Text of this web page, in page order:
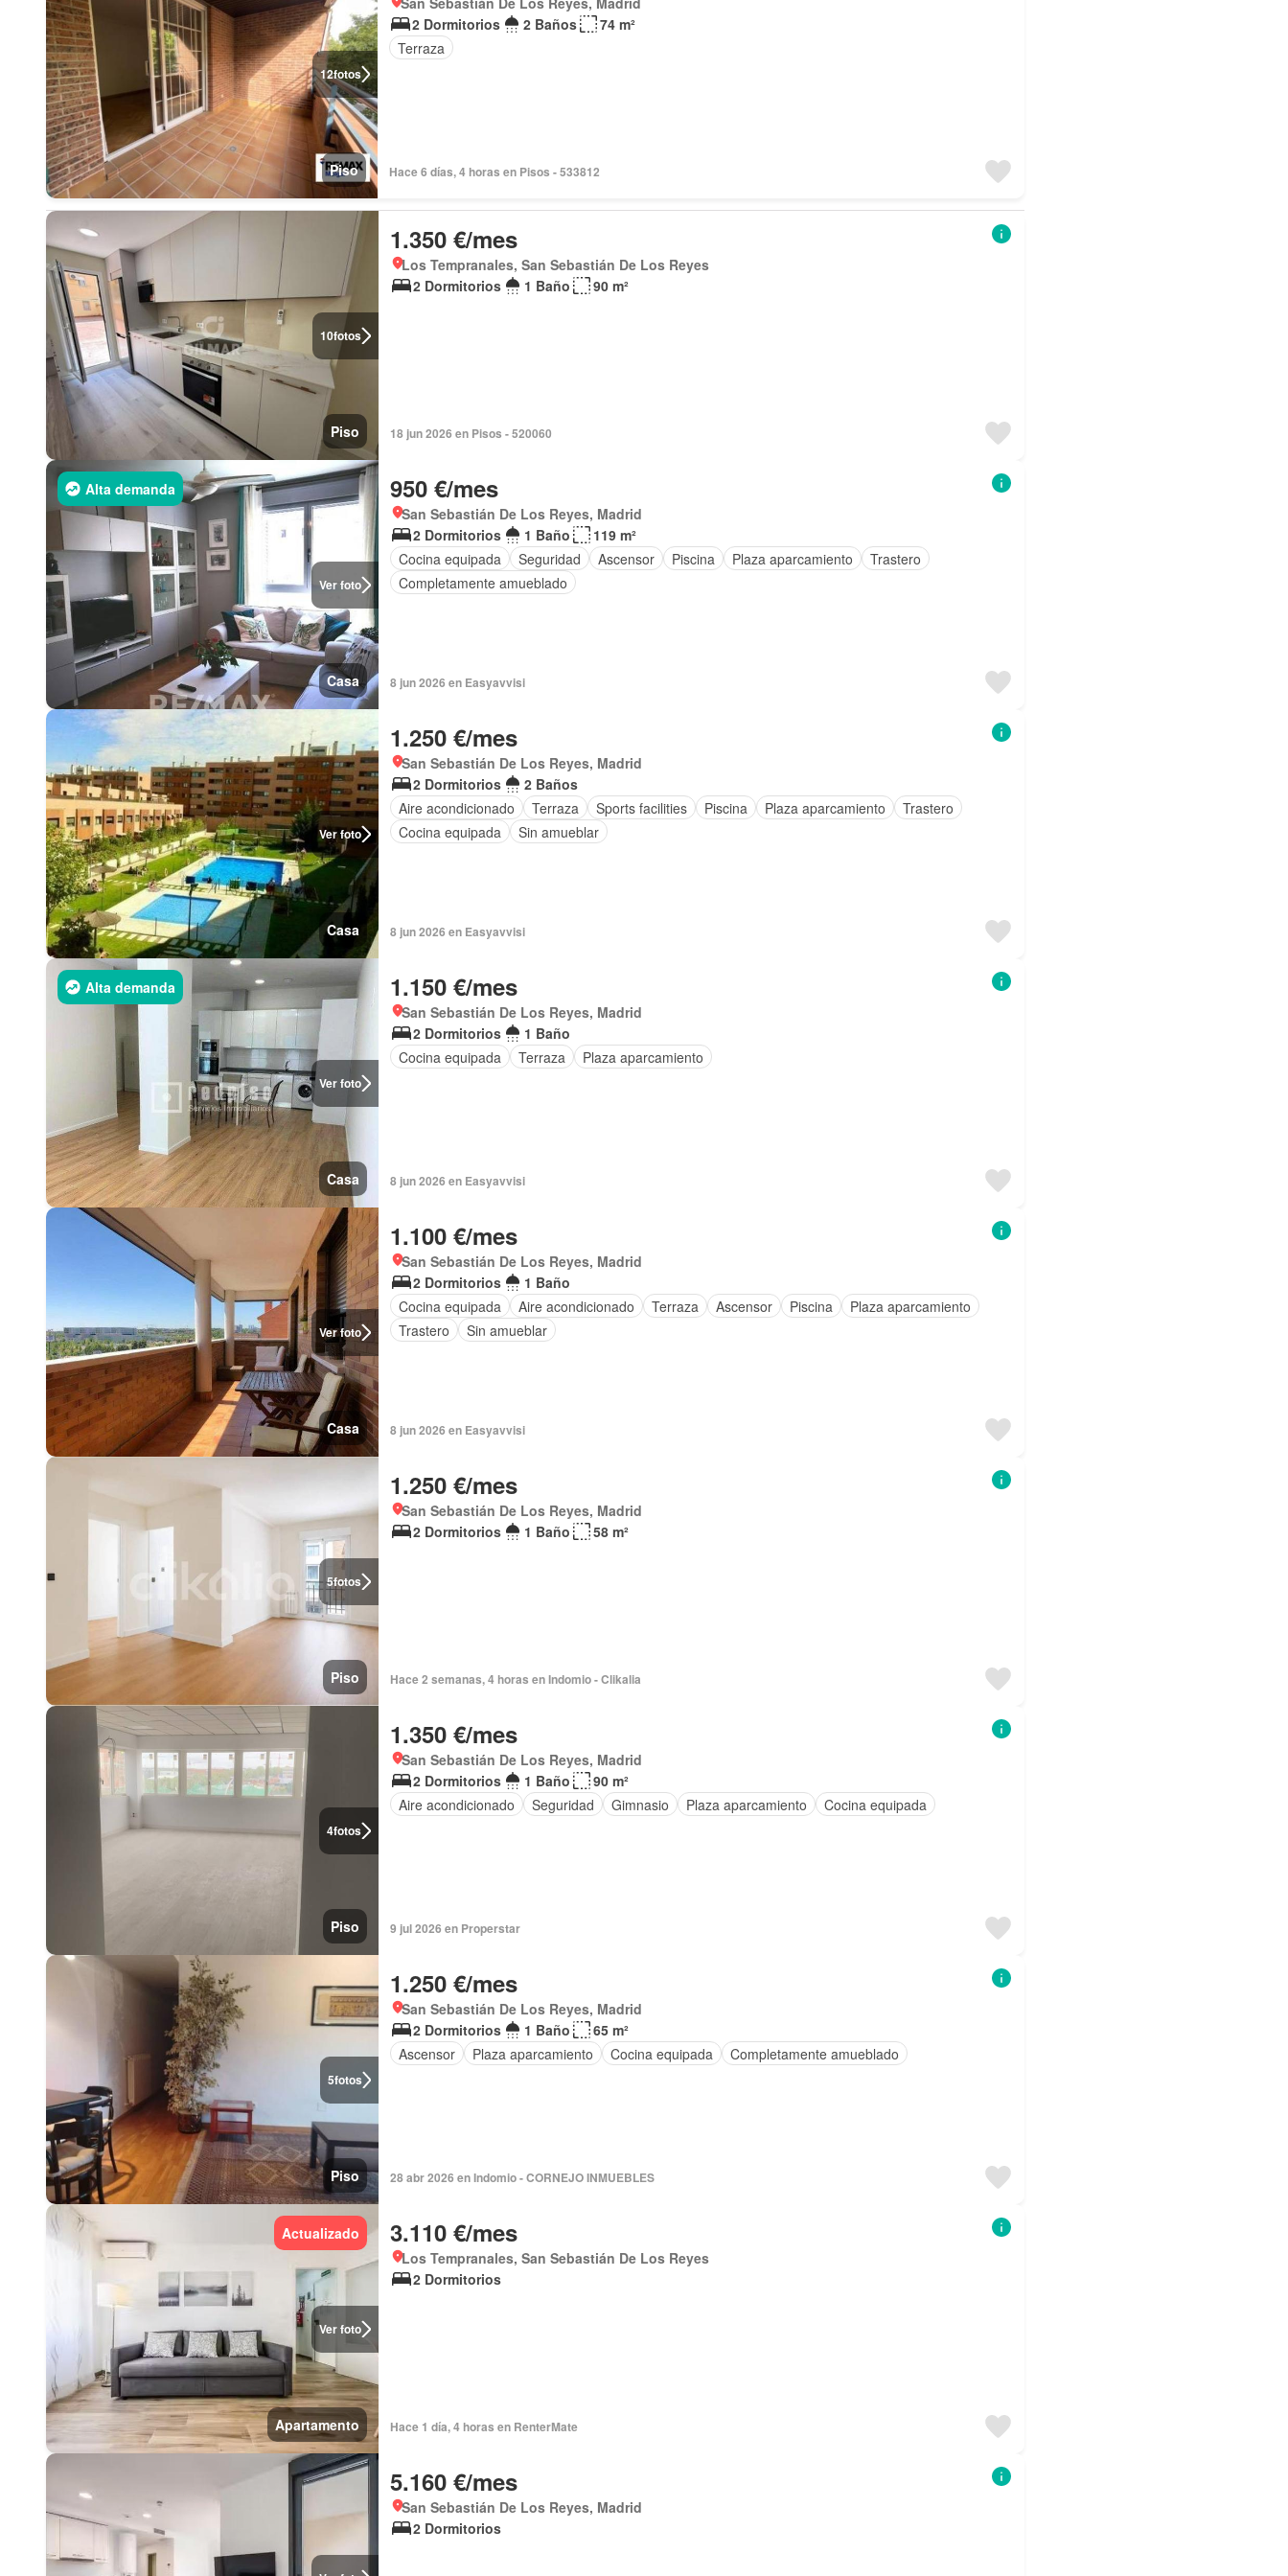
12fotos
Piso
2 Dormitorios
2 Baños
74 m²
Terraza
Hace 6 días, 4 horas en Pisos - 533812
10fotos
Piso
1.350 €/mes
Los Tempranales, San Sebastián De Los Reyes
2 Dormitorios
1 Baño 90 m²
18 jun 2026 en Pisos - 520060
Ver foto
Alta demanda
Casa
950 €/mes
San Sebastián De Los Reyes, Madrid
2 Dormitorios
1 Baño
119 m²
Cocina equipada
Seguridad Ascensor Piscina Plaza aparcamiento
Trastero
Completamente amueblado
8 jun 2026 en Easyavvisi
Ver foto
Casa
1.250 €/mes
San Sebastián De Los Reyes, Madrid
2 Dormitorios
2 Baños
Aire acondicionado
Terraza Sports facilities Piscina Plaza aparcamiento
Trastero
Cocina equipada
Sin amueblar
8 jun 2026 en Easyavvisi
Ver foto
Alta demanda
Casa
1.150 €/mes
San Sebastián De Los Reyes, Madrid
2 Dormitorios
1 Baño
Cocina equipada
Terraza Plaza aparcamiento
8 jun 2026 en Easyavvisi
Ver foto
Casa
1.100 €/mes
San Sebastián De Los Reyes, Madrid
2 Dormitorios
1 Baño
Cocina equipada
Aire acondicionado Terraza Ascensor Piscina
Plaza aparcamiento
Trastero
Sin amueblar
8 jun 2026 en Easyavvisi
5fotos
Piso
1.250 €/mes
San Sebastián De Los Reyes, Madrid
2 Dormitorios
1 Baño 58 m²
Hace 2 semanas, 4 horas en Indomio - Clikalia
4fotos
Piso
1.350 €/mes
San Sebastián De Los Reyes, Madrid
2 Dormitorios
1 Baño
90 m²
Aire acondicionado
Seguridad Gimnasio Plaza aparcamiento Cocina equipada
9 jul 2026 en Properstar
5fotos
Piso
1.250 €/mes
San Sebastián De Los Reyes, Madrid
2 Dormitorios
1 Baño
65 m²
Ascensor
Plaza aparcamiento Cocina equipada Completamente amueblado
28 abr 2026 en Indomio - CORNEJO INMUEBLES
Ver foto
Actualizado
Apartamento
3.110 €/mes
Los Tempranales, San Sebastián De Los Reyes
2 Dormitorios
Hace 1 día, 4 horas en RenterMate
5.160 €/mes
San Sebastián De Los Reyes, Madrid
2 Dormitorios